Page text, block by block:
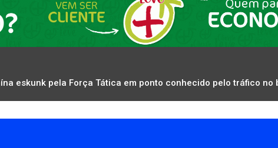
eskunk pela Força Tática em ponto conhecido pelo tráfico no